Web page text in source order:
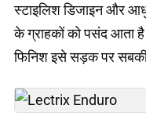
स्टाइलिश डिजाइन और
के ग्राहकों को पसंद आता
फिनिश इसे सड़क पर सबकी